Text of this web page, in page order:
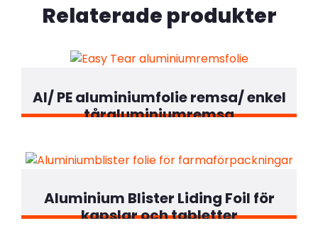
Relaterade produkter
Al/ PE aluminiumfolie remsa/ enkel
tåraluminiumremsa
Aluminium Blister Liding Foil för
kapslar och tabletter